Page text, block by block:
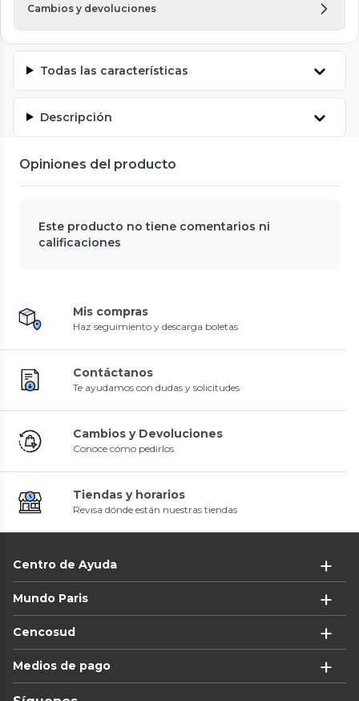
Cambios y devoluciones
Todas las características
Descripción
Opiniones del producto
Este producto no tiene comentarios ni
calificaciones
Mis compras
Haz seguimiento y descarga boletas
Contáctanos
Te ayudamos con dudas y solicitudes
Cambios y Devoluciones
Conoce cómo pedirlos
Tiendas y horarios
Revisa dónde están nuestras tiendas
Centro de Ayuda
Mundo Paris
Cencosud
Medios de pago